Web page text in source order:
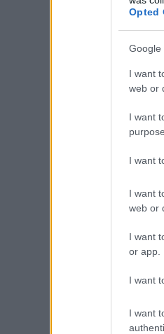
Opted
Google
I want
web or
I want
I want
I want
web or
I want
or app.
I want
I want